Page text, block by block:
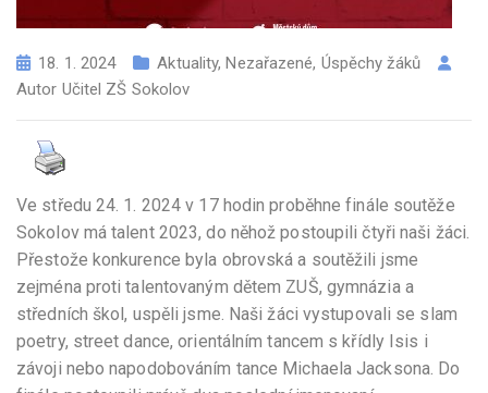
18. 1. 2024 Aktuality,Nezařazené, Úspěchy žáků
Autor Učitel ZŠ Sokolov
Ve středu 24. 1. 2024 v 17 hodin proběhne finále soutěže
Sokolov má talent 2023, do něhož postoupili čtyři naši žáci.
Přestože konkurence byla obrovská a soutěžili jsme
zejména proti talentovaným dětem ZUŠ, gymnázia a
středních škol, uspěli jsme. Naši žáci vystupovali se slam
poetry, street dance, orientálním tancem s křídly Isis i
závoji nebo napodobováním tance Michaela Jacksona. Do